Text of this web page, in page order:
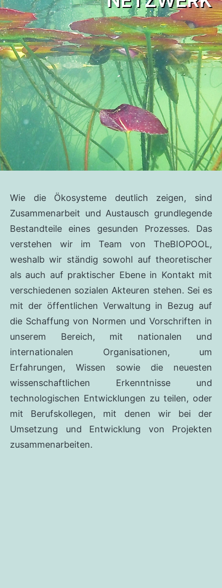
Wie die Ökosysteme deutlich zeigen, sind
Zusammenarbeit und Austausch grundlegende
Bestandteile eines gesunden Prozesses. Das
verstehen wir im Team von TheBIOPOOL,
weshalb wir ständig sowohl auf theoretischer
als auch auf praktischer Ebene in Kontakt mit
verschiedenen sozialen Akteuren stehen. Sei es
mit der öffentlichen Verwaltung in Bezug auf
die Schaffung von Normen und Vorschriften in
unserem Bereich, mit nationalen und
internationalen Organisationen, um
Erfahrungen, Wissen sowie die neuesten
wissenschaftlichen Erkenntnisse und
technologischen Entwicklungen zu teilen, oder
mit Berufskollegen, mit denen wir bei der
Umsetzung und Entwicklung von Projekten
zusammenarbeiten.